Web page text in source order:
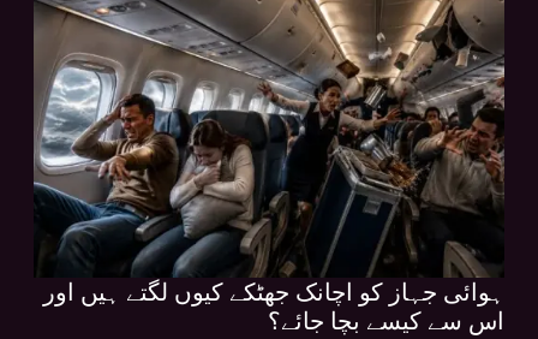
ہوائی جہاز کو اچانک جھٹکے کیوں لگتے ہیں اور
اس سے کیسے بچا جائے؟